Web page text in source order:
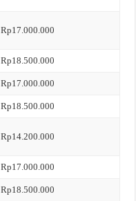
Rp17.000.000
Rp18.500.000
Rp17.000.000
Rp18.500.000
Rp14.200.000
Rp17.000.000
Rp18.500.000